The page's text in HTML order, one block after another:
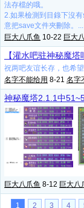
法存檔的哦。
2.如果檢測到目錄下沒
意把save文件夾刪除。...
巨大八爪鱼 10-22 巨大
【灌水吧驻神秘魔塔
祝两吧友谊长存，也希
名字不能给用 8-21 名字
神秘魔塔2.1.1中
巨大八爪鱼 8-12 巨大八
1 2 3 4